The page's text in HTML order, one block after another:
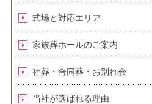
式場と対応エリア
家族葬ホールのご案内
社葬・合同葬・お別れ会
当社が選ばれる理由